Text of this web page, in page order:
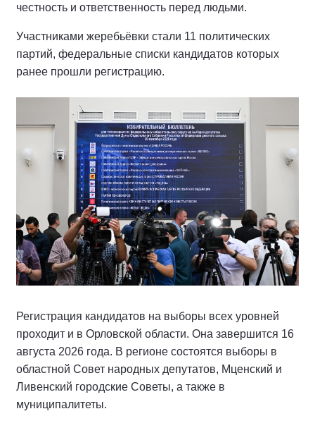
честность и ответственность перед людьми.
Участниками жеребьёвки стали 11 политических
партий, федеральные списки кандидатов которых
ранее прошли регистрацию.
Регистрация кандидатов на выборы всех уровней
проходит и в Орловской области. Она завершится 16
августа 2026 года. В регионе состоятся выборы в
областной Совет народных депутатов, Мценский и
Ливенский городские Советы, а также в
муниципалитеты.